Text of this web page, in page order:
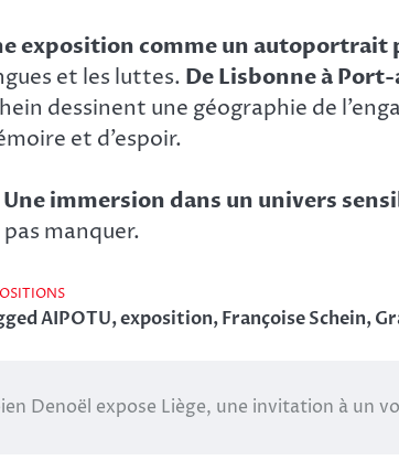
exposition comme un autoportrait
et les luttes. De Lisbonne à
dessinent une géographie de
et d’espoir.
Une immersion dans un univers
manquer.
AIPOTU,exposition,Françoise Schein,
Denoël expose Liège, une invitation à un